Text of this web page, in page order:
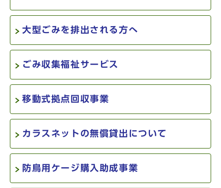
大型ごみを排出される方へ
ごみ収集福祉サービス
移動式拠点回収事業
カラスネットの無償貸出について
防鳥用ケージ購入助成事業